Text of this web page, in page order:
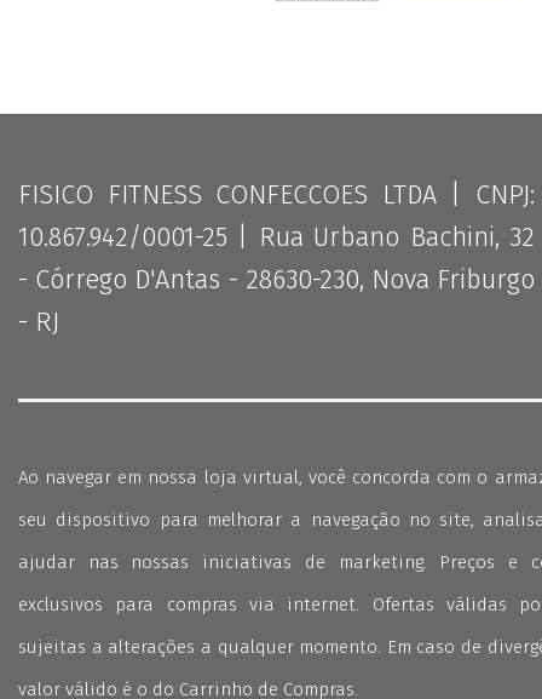
FISICO FITNESS CONFECCOES LTDA | CNPJ:
10.867.942/0001-25 | Rua Urbano Bachini, 32
- Córrego D'Antas - 28630-230, Nova Friburgo
- RJ
Ao navegar em nossa loja virtual, você concorda com o
seu dispositivo para melhorar a navegação no site,
ajudar nas nossas iniciativas de marketing. Preços e
exclusivos para compras via internet. Ofertas válidas
sujeitas a alterações a qualquer momento. Em caso de
valor válido é o do Carrinho de Compras.